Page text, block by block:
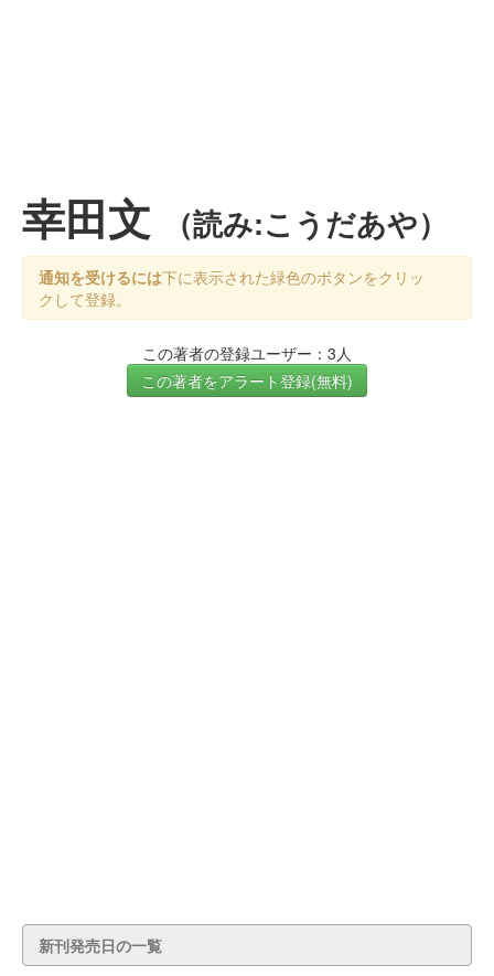
幸田文 （読み:こうだあや）
通知を受けるには下に表示された緑色のボタンをクリッ
クして登録。
この著者の登録ユーザー：3人
この著者をアラート登録(無料)
新刊発売日の一覧